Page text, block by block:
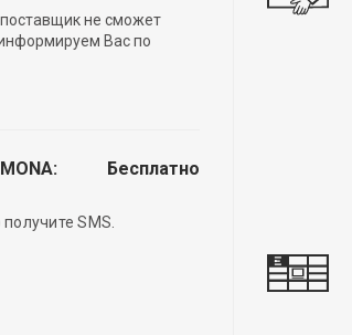
не сможет
Вас по
Бесплатно
SMS.